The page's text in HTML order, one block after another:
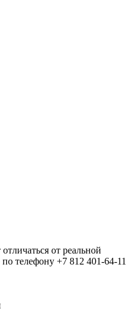
от реальной
телефону +7 812 401-64-11